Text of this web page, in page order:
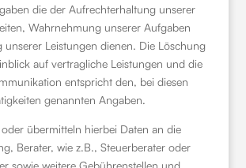
die der Aufrechterhaltung unserer
Wahrnehmung unserer Aufgaben
unserer Leistungen dienen. Die Löschung
auf vertragliche Leistungen und die
entspricht den, bei diesen
genannten Angaben.
übermitteln hierbei Daten an die
Berater, wie z.B., Steuerberater oder
sowie weitere Gebührenstellen und